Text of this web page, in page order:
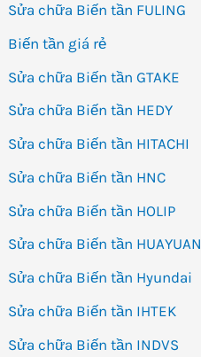
Sửa chữa Biến tần FULING
Biến tần giá rẻ
Sửa chữa Biến tần GTAKE
Sửa chữa Biến tần HEDY
Sửa chữa Biến tần HITACHI
Sửa chữa Biến tần HNC
Sửa chữa Biến tần HOLIP
Sửa chữa Biến tần HUAYUAN
Sửa chữa Biến tần Hyundai
Sửa chữa Biến tần IHTEK
Sửa chữa Biến tần INDVS